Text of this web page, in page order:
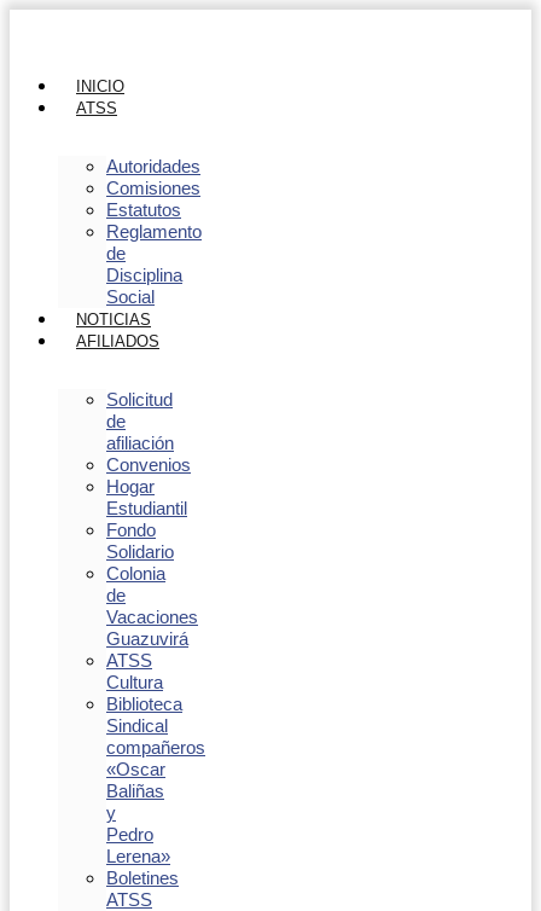
INICIO
ATSS
Autoridades
Comisiones
Estatutos
Reglamento
de
Disciplina
Social
NOTICIAS
AFILIADOS
Solicitud
de
afiliación
Convenios
Hogar
Estudiantil
Fondo
Solidario
Colonia
de
Vacaciones
Guazuvirá
ATSS
Cultura
Biblioteca
Sindical
compañeros
«Oscar
Baliñas
y
Pedro
Lerena»
Boletines
ATSS